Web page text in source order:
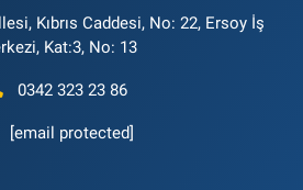
Kıbrıs Caddesi, No: 22, Ersoy İş
Kat:3, No: 13
0342 323 23 86
[email protected]